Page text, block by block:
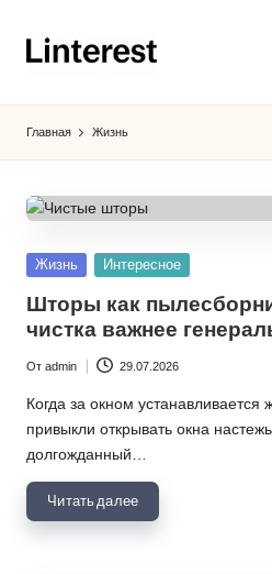
Перейти
L
i
n
t
e
r
e
s
t
Главная Жизнь
Опубликовано
Жизнь Интересное
Шторы как
чистка важнее
от
От admin 29.07.2026
Когда за окном устанавливается
привыкли открывать окна
долгожданный…
Читать далее